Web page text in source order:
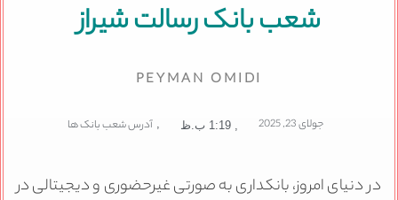
شعب بانک رسالت شیراز
PEYMAN OMIDI
جولای 23, 2025 1:19 ب.ظ , آدرس شعب بانک ها
در دنیای امروز، بانکداری به صورتی غیرحضوری و دیجیتالی در